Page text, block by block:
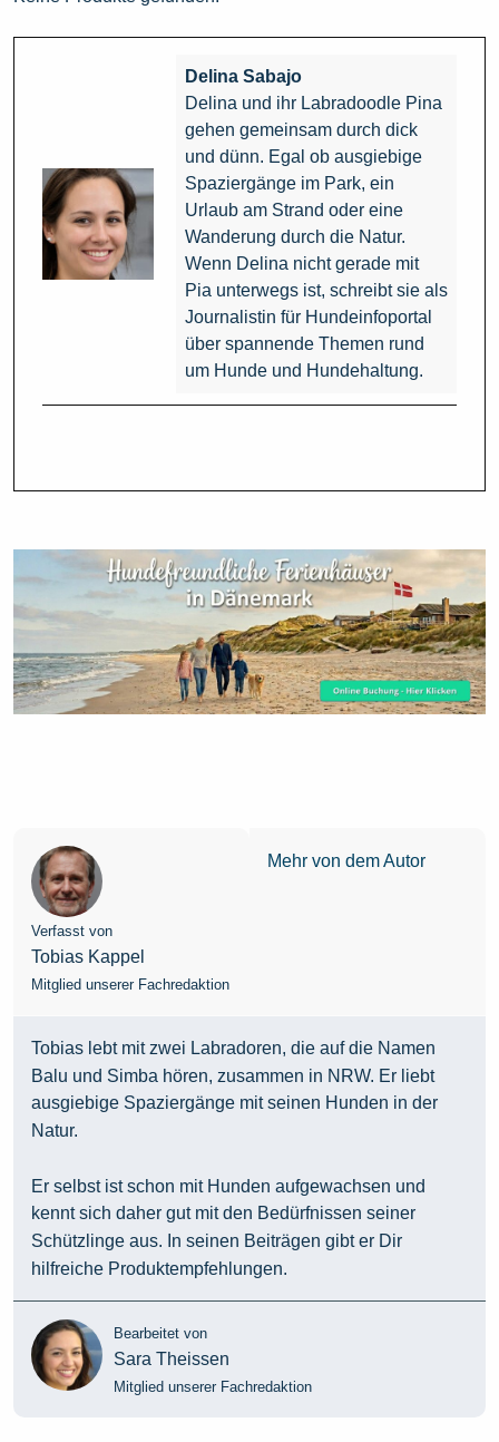
Delina Sabajo
Delina und ihr Labradoodle Pina
gehen gemeinsam durch dick
und dünn. Egal ob ausgiebige
Spaziergänge im Park, ein
Urlaub am Strand oder eine
Wanderung durch die Natur.
Wenn Delina nicht gerade mit
Pia unterwegs ist, schreibt sie als
Journalistin für Hundeinfoportal
über spannende Themen rund
um Hunde und Hundehaltung.
Verfasst von
Tobias Kappel
Mitglied unserer Fachredaktion
Mehr von dem Autor
Tobias lebt mit zwei Labradoren, die auf die Namen
Balu und Simba hören, zusammen in NRW. Er liebt
ausgiebige Spaziergänge mit seinen Hunden in der
Natur.
Er selbst ist schon mit Hunden aufgewachsen und
kennt sich daher gut mit den Bedürfnissen seiner
Schützlinge aus. In seinen Beiträgen gibt er Dir
hilfreiche Produktempfehlungen.
Bearbeitet von
Sara Theissen
Mitglied unserer Fachredaktion